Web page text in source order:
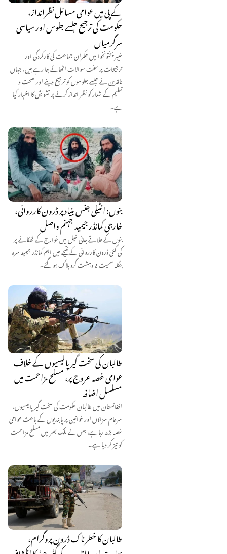
کے پی میں عوامی مسائل نظرانداز،
حکومت کی ترجیح جلسے جلوس اور سیاسی
سرگرمیاں
خیبر پختونخوا میں حکمران جماعت کی کارکردگی اور
ترجیحات پر سخت سوالات اٹھائے جا رہے ہیں، جہاں
ناقدین نے جلسے جلوسوں کو ترجیح دینے اور صحت و
تعلیم کے شعار کو نظر انداز کرنے پر تشویش کا اظہار کیا
ہے۔
بنوں: انٹیلی جنس بنیاد پر ڈرون کارروائی،
خارجی کمانڈر جیمید جہنم واصل
بنوں کے علاقے جانی خیل میں خوارج کے ٹھکانے پر
کی گئی ڈرون کارروائی کے نتیجے میں اہم کمانڈر جیمید سرہ
بنگلہ سمیت 2 دہشت گرد ہلاک ہو گئے۔
طالبان کی سخت گیر پالیسیوں کے خلاف
عوامی غصہ عروج پر، مسلح مزاحمت میں
مسلسل اضافہ
افغانستان میں طالبان حکومت کی سخت گیر پالیسیوں،
سرعام سزاؤں اور خواتین پر پابندیوں کے باعث عوامی
غصہ بڑھ رہا ہے، جس نے ملک بھر میں مسلح مزاحمت
کو تیز کر دیا ہے۔
طالبان کا خطرناک ڈرون پروگرام،